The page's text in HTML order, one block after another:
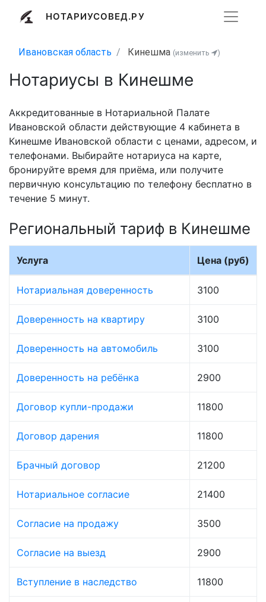
НОТАРИУСОВЕД.РУ
Ивановская область Кинешма (изменить )
Нотариусы в Кинешме
Аккредитованные в Нотариальной Палате
Ивановской области действующие 4 кабинета в
Кинешме Ивановской области с ценами, адресом, и
телефонами. Выбирайте нотариуса на карте,
бронируйте время для приёма, или получите
первичную консультацию по телефону бесплатно в
течение 5 минут.
Региональный тариф в Кинешме
Услуга Цена (руб)
Нотариальная доверенность 3100
Доверенность на квартиру 3100
Доверенность на автомобиль 3100
Доверенность на ребёнка 2900
Договор купли-продажи 11800
Договор дарения 11800
Брачный договор 21200
Нотариальное согласие 21400
Согласие на продажу 3500
Согласие на выезд 2900
Вступление в наследство 11800